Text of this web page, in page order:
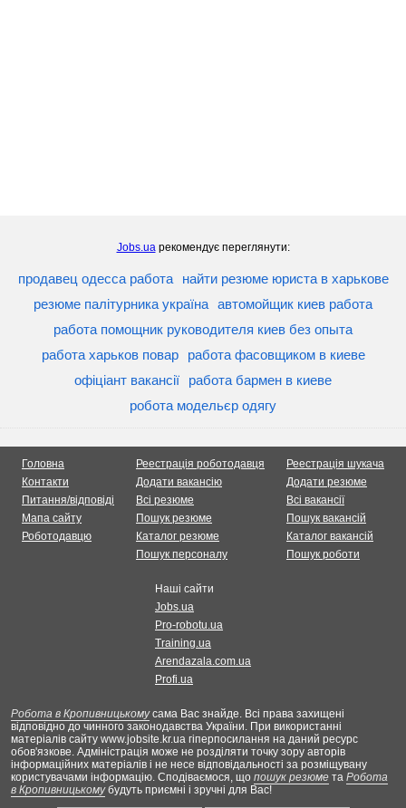
Jobs.uaрекомендує переглянути:
продавец одесса работа
найти резюме юриста в харькове
резюме палітурника україна автомойщик киев работа
работа помощник руководителя киев без опыта
работа харьков повар
работа фасовщиком в киеве
офіціант вакансії
работа бармен в киеве
робота модельєр одягу
Головна
Контакти
Питання/відповіді
Мапа сайту
Роботодавцю
Реестрація роботодавця
Додати вакансію
Всі резюме
Пошук резюме
Каталог резюме
Пошук персоналу
Реестрація шукача
Додати резюме
Всі вакансії
Пошук вакансій
Каталог вакансій
Пошук роботи
Наші сайти
Jobs.ua
Pro-robotu.ua
Training.ua
Arendazala.com.ua
Profi.ua
Робота в Кропивницькомусама Вас знайде. Всі права захищені
відповідно до чинного законодавства України. При використанні
матеріалів сайту www.jobsite.kr.ua гіперпосилання на даний ресурс
обов'язкове. Адміністрація може не розділяти точку зору авторів
інформаційних матеріалів і не несе відповідальності за розміщувану
користувачами інформацію. Сподіваємося, що пошук резюме та Робота
в Кропивницькомубудуть приємні і зручні для Вас!